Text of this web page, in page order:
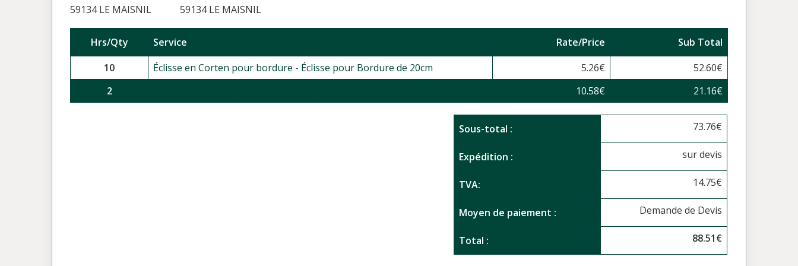
59134 LE MAISNIL
59134 LE MAISNIL
Hrs/Qty Service Rate/Price
Sub Total
10
Éclisse en Corten pour bordure - Éclisse pour Bordure de 20cm 5.26€ 52.60€
2
10.58€ 21.16€
Sous-total : 73.76€
Expédition : sur devis
TVA: 14.75€
Moyen de paiement : Demande de Devis
Total : 88.51€